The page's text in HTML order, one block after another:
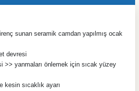
sunan seramik camdan yapılmış ocak
devresi
>> yanmaları önlemek için sıcak yüzey
kesin sıcaklık ayarı